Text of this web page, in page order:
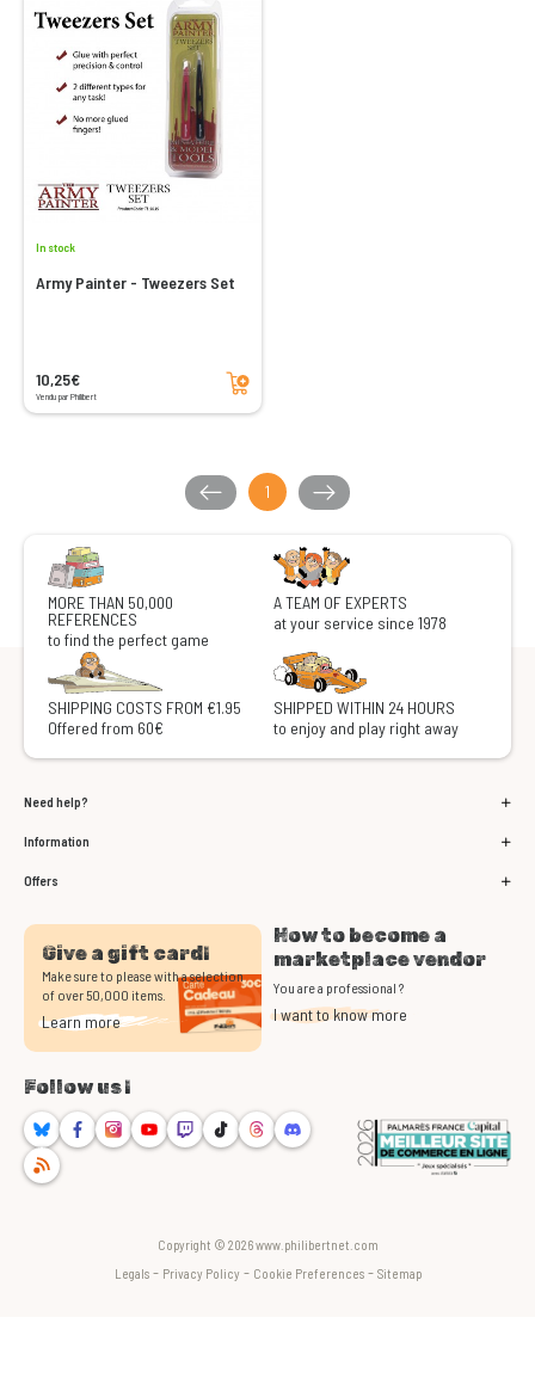
In stock
Army Painter - Tweezers Set
10,25€
Vendu par Philibert
Add to cart
1
MORE THAN 50,000
REFERENCES
to find the perfect game
A TEAM OF EXPERTS
at your service since 1978
SHIPPING COSTS FROM €1.95
Offered from 60€
SHIPPED WITHIN 24 HOURS
to enjoy and play right away
Need help?
Information
Offers
Give a gift card!
Make sure to please with a selection
of over 50,000 items.
Learn more
How to become a
marketplace vendor
You are a professional ?
I want to know more
Follow us !
BlueskyFacebookInstagram
YoutubeTwitchTikTokThreadsDiscord
RSS
Copyright © 2026 www.philibertnet.com
Legals- Privacy Policy- Cookie Preferences- Sitemap